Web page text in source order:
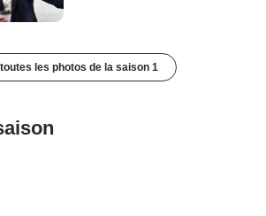
les photos de la saison 1